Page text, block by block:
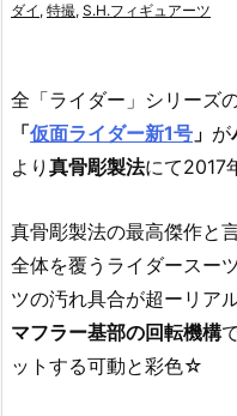
ダイ , 特撮, S.H.フィギュアーツ
全「ライダー」シリーズ
「仮面ライダー新1号 」 が
より 真骨彫製法にて2017
真骨彫製法の最高傑作と
全体を覆うライダースー
ツの汚れ具合が超ーリア
マフラー基部の回転機構
ットする可動と彩色☆